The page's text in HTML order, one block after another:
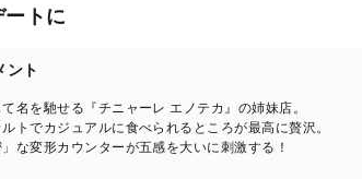
トに
ント
名を馳せる『チニャーレ エノテカ』の姉妹店。
トでカジュアルに食べられるところが最高に贅沢。
な変形カウンターが五感を大いに刺激する！